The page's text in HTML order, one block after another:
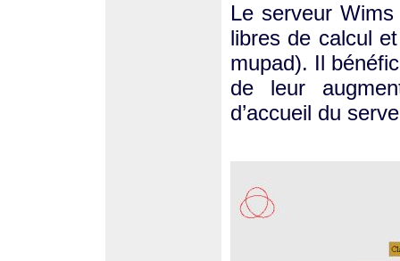
Le serveur
libres de calcul
mupad). Il
de leur
d’accueil du